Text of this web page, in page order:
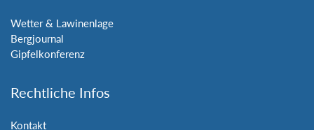
Wetter & Lawinenlage
Bergjournal
Gipfelkonferenz
Rechtliche Infos
Kontakt